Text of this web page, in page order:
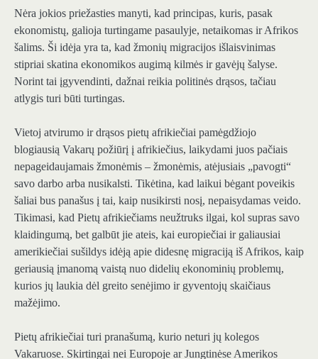
Nėra jokios priežasties manyti, kad principas, kuris, pasak
ekonomistų, galioja turtingame pasaulyje, netaikomas ir Afrikos
šalims. Ši idėja yra ta, kad žmonių migracijos išlaisvinimas
stipriai skatina ekonomikos augimą kilmės ir gavėjų šalyse.
Norint tai įgyvendinti, dažnai reikia politinės drąsos, tačiau
atlygis turi būti turtingas.
Vietoj atvirumo ir drąsos pietų afrikiečiai pamėgdžiojo
blogiausią Vakarų požiūrį į afrikiečius, laikydami juos pačiais
nepageidaujamais žmonėmis – žmonėmis, atėjusiais „pavogti“
savo darbo arba nusikalsti. Tikėtina, kad laikui bėgant poveikis
šaliai bus panašus į tai, kaip nusikirsti nosį, nepaisydamas veido.
Tikimasi, kad Pietų afrikiečiams neužtruks ilgai, kol supras savo
klaidingumą, bet galbūt jie ateis, kai europiečiai ir galiausiai
amerikiečiai sušildys idėją apie didesnę migraciją iš Afrikos, kaip
geriausią įmanomą vaistą nuo didelių ekonominių problemų,
kurios jų laukia dėl greito senėjimo ir gyventojų skaičiaus
mažėjimo.
Pietų afrikiečiai turi pranašumą, kurio neturi jų kolegos
Vakaruose. Skirtingai nei Europoje ar Jungtinėse Amerikos